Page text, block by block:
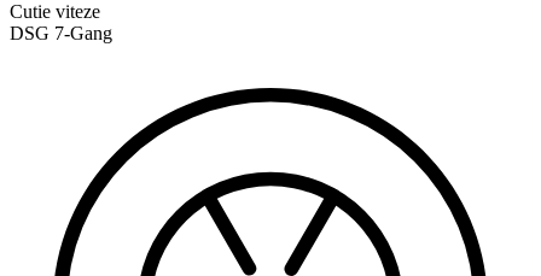
Cutie viteze
DSG 7-Gang